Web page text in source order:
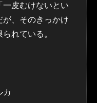
一皮むけないとい
が、そのきっかけ
れている。